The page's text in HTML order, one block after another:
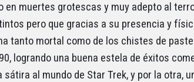
en muertes grotescas y muy adepto al
pero que gracias a su presencia y
tanto mortal como de los chistes de
logrando una buena estela de éxitos
sátira al mundo de Star Trek, y por la otra,